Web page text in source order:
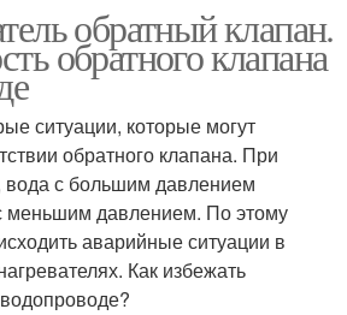
обратный клапан.
обратного клапана
ситуации, которые могут
обратного клапана. При
вода с большим давлением
меньшим давлением. По этому
аварийные ситуации в
Как избежать